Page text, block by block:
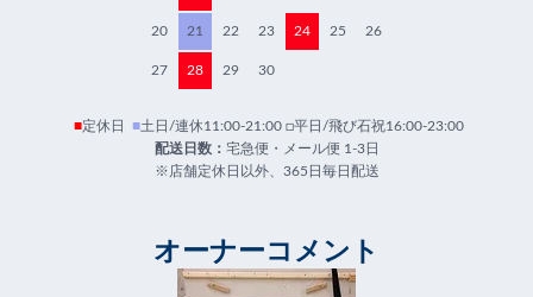
20 21 22 23 24 25 26
27 28 29 30
■定休日 ■土日/連休11:00-21:00 □平日/飛び石祝16:00-23:00
配送日数： 宅急便・メール便 1-3日
※店舗定休日以外、365日毎日配送
オーナーコメント